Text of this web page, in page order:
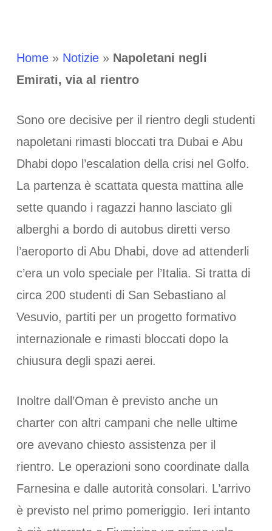
Home» Notizie» Napoletani negli
Emirati, via al rientro
Sono ore decisive per il rientro degli studenti
napoletani rimasti bloccati tra Dubai e Abu
Dhabi dopo l’escalation della crisi nel Golfo.
La partenza è scattata questa mattina alle
sette quando i ragazzi hanno lasciato gli
alberghi a bordo di autobus diretti verso
l’aeroporto di Abu Dhabi, dove ad attenderli
c’era un volo speciale per l’Italia. Si tratta di
circa 200 studenti di San Sebastiano al
Vesuvio, partiti per un progetto formativo
internazionale e rimasti bloccati dopo la
chiusura degli spazi aerei.
Inoltre dall’Oman è previsto anche un
charter con altri campani che nelle ultime
ore avevano chiesto assistenza per il
rientro. Le operazioni sono coordinate dalla
Farnesina e dalle autorità consolari. L’arrivo
è previsto nel primo pomeriggio. Ieri intanto